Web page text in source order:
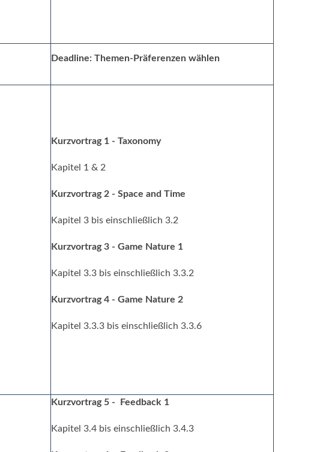
Deadline: Themen-Präferenzen wählen
Kurzvortrag 1 - Taxonomy
Kapitel 1 & 2
Kurzvortrag 2 - Space and Time
Kapitel 3 bis einschließlich 3.2
Kurzvortrag 3 - Game Nature 1
Kapitel 3.3 bis einschließlich 3.3.2
Kurzvortrag 4 - Game Nature 2
Kapitel 3.3.3 bis einschließlich 3.3.6
Kurzvortrag 5 - Feedback 1
Kapitel 3.4 bis einschließlich 3.4.3